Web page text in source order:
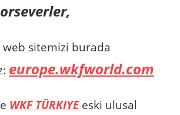
web sitemizi burada
europe.wkfworld.com
WKF TÜRKIYEeski ulusal